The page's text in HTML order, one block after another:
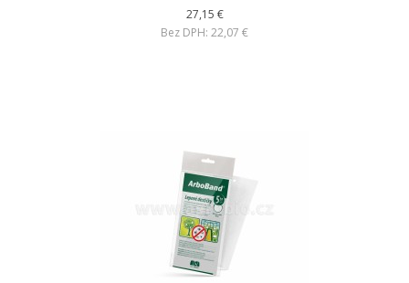
27,15 €
Bez DPH: 22,07 €